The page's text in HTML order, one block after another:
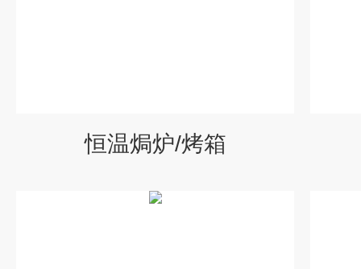
恒温焗炉/烤箱